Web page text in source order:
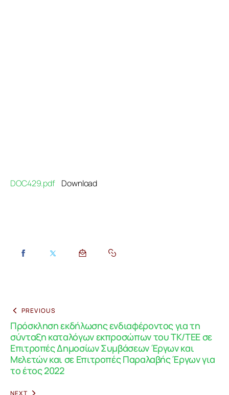
DOC429.pdf Download
PREVIOUS
Πρόσκληση εκδήλωσης ενδιαφέροντος για τη
σύνταξη καταλόγων εκπροσώπων του ΤΚ/ΤΕΕ σε
Επιτροπές Δημοσίων Συμβάσεων Έργων και
Μελετών και σε Επιτροπές Παραλαβής Έργων για
το έτος 2022